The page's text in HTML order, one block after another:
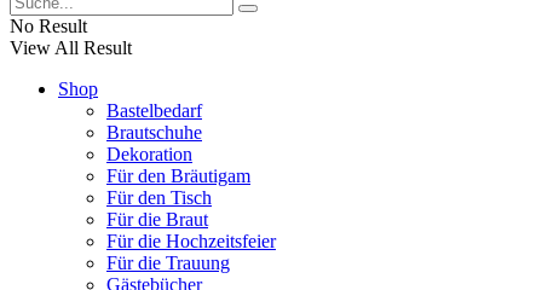
No Result
View All Result
Shop
Bastelbedarf
Brautschuhe
Dekoration
Für den Bräutigam
Für den Tisch
Für die Braut
Für die Hochzeitsfeier
Für die Trauung
Gästebücher